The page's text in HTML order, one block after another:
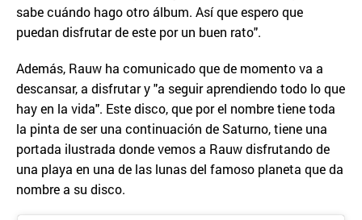
sabe cuándo hago otro álbum. Así que espero que
puedan disfrutar de este por un buen rato".
Además, Rauw ha comunicado que de momento va a
descansar, a disfrutar y "a seguir aprendiendo todo lo que
hay en la vida". Este disco, que por el nombre tiene toda
la pinta de ser una continuación de Saturno, tiene una
portada ilustrada donde vemos a Rauw disfrutando de
una playa en una de las lunas del famoso planeta que da
nombre a su disco.